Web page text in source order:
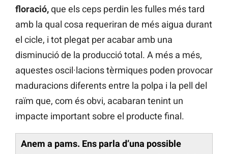
floració,que els ceps perdin les fulles més tard
amb la qual cosa requeriran de més aigua durant
el cicle, i tot plegat per acabar amb una
disminució de la producció total. A més a més,
aquestes oscil·lacions tèrmiques poden provocar
maduracions diferents entre la polpa i la pell del
raïm que, com és obvi, acabaran tenint un
impacte important sobre el producte final.
Anem a pams. Ens parla d’una possible